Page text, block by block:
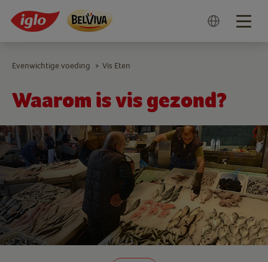
Waarom is vis gezond?
Evenwichtige voeding > Vis Eten